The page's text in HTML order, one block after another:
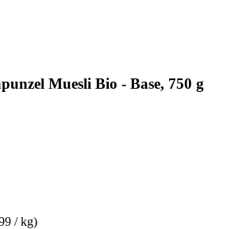
Muesli Bio - Base, 750 g
/ kg)